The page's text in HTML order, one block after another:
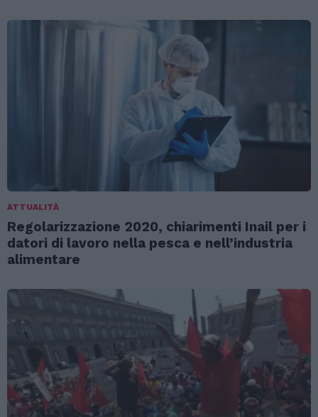
ATTUALITÀ
Regolarizzazione 2020, chiarimenti Inail per i
datori di lavoro nella pesca e nell’industria
alimentare